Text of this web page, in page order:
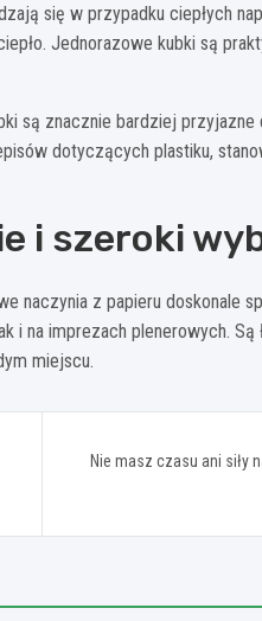
się w przypadku ciepłych
Jednorazowe kubki są
są znacznie bardziej
dotyczących plastiku,
i szeroki
naczynia z papieru doskonale
na imprezach plenerowych.
miejscu.
Nie masz czasu ani siły